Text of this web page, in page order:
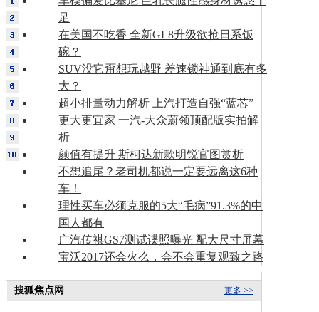
足
在美国不吃香 全新GL8升级欲抢日系饭
碗？
SUV没它甭想玩越野 差速锁神通到底有多
大？
超小排量动力解析 上汽打造自强“蓝芯”
更大更宜家 一汽-大众蔚领顶配版实拍解
析
颜值有提升 斯柯达新款明锐官图赏析
不想追尾？老司机都说一定要远离这6种
车！
理性买车必须克服的5大“毛病”91.3%的中
国人都有
广汽传祺GS7测试谍照曝光 配大尺寸屏幕
宝沃2017还会火么，会不会重复观致之路
更多 >>
搜狐焦点网